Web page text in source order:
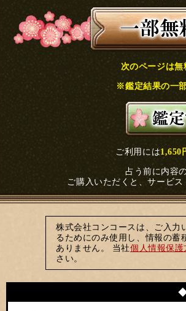
次のページは
※鑑定結果の一
ご利用には1,650
占う前に内容
ご購入いただくと、サービ
株式会社コンコースは、ご入力
るためにのみ使用し、情報の蓄
ありません。 当社個人情報保護
さい。
◆